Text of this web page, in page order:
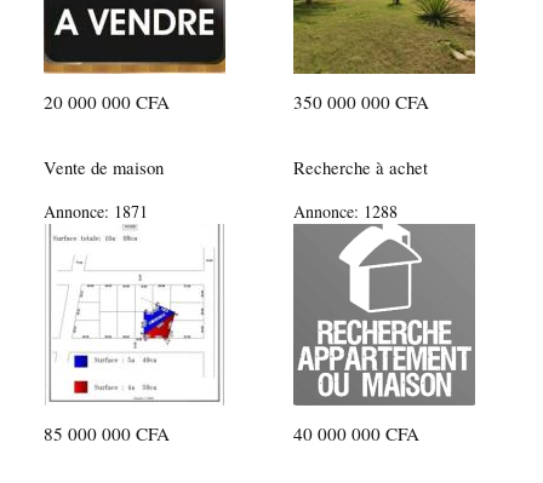
20 000 000 CFA 350 000 000 CFA
Vente de maison
Annonce: 1871
85 000 000 CFA
Recherche à achet
Annonce: 1288
40 000 000 CFA